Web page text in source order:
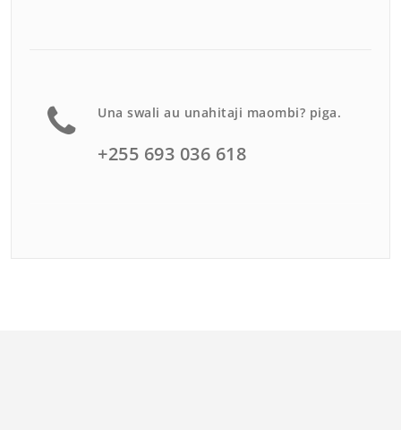
Una swali au unahitaji maombi? piga.
+255 693 036 618